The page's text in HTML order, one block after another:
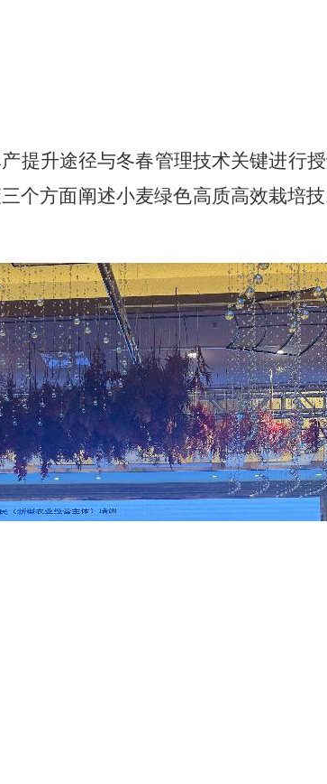
提升途径与冬春管理技术关键进行
个方面阐述小麦绿色高质高效栽培